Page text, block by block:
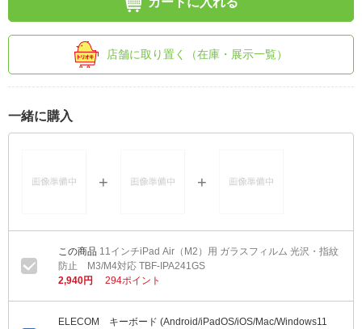
店舗に取り置く（在庫・展示一覧）
一緒に購入
11インチiPad Air（M2）用 ガラスフィルム 光沢・指紋
防止 M3/M4対応 TBF-IPA241GS
2,940円
294ポイント
ELECOM キーボード (Android/iPadOS/iOS/Mac/Windows11